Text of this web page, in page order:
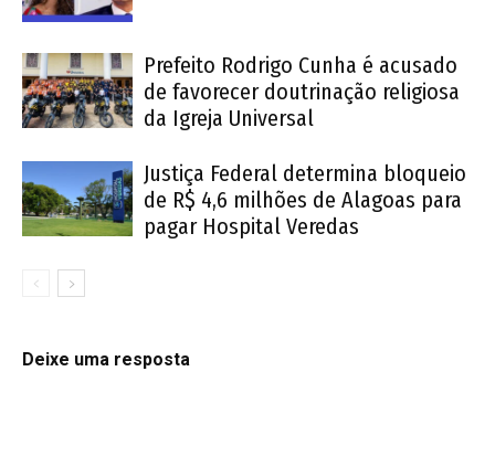
Prefeito Rodrigo Cunha é acusado
de favorecer doutrinação religiosa
da Igreja Universal
Justiça Federal determina bloqueio
de R$ 4,6 milhões de Alagoas para
pagar Hospital Veredas
Deixe uma resposta